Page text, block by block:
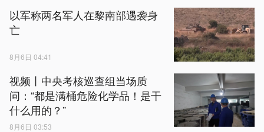
以军称两名军人在黎南部遇袭身
亡
8月6日 04:41
视频丨中央考核巡查组当场质
问：“都是满桶危险化学品！是干
什么用的？”
8月6日 03:53